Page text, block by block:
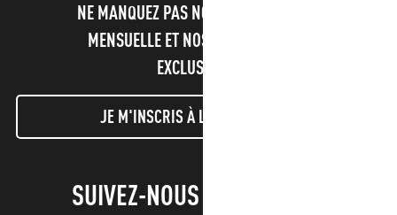
NE MANQUEZ PAS NOTRE NEWSLETTER
MENSUELLE ET NOS INFORMATIONS
EXCLUSIVES !
JE M'INSCRIS À LA NEWSLETTER
SUIVEZ-NOUS !